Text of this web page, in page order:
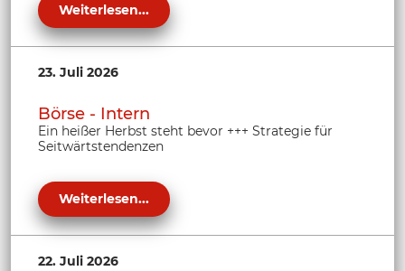
Weiterlesen...
23. Juli 2026
Börse - Intern
Ein heißer Herbst steht bevor +++ Strategie für
Seitwärtstendenzen
Weiterlesen...
22. Juli 2026